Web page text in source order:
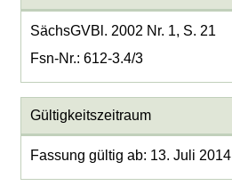
SächsGVBl. 2002 Nr. 1, S. 21
Fsn-Nr.: 612-3.4/3
Gültigkeitszeitraum
Fassung gültig ab: 13. Juli 2014